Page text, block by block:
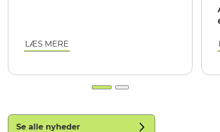
LÆS MERE
Se alle nyheder